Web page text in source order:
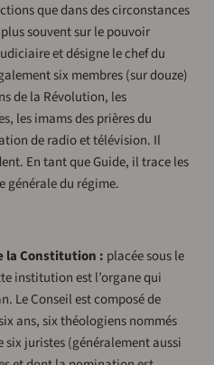
que dans des circonstances
souvent sur le pouvoir
et désigne le chef du
six membres (sur douze)
de la Révolution, les
les imams des prières du
de radio et télévision. Il
En tant que Guide, il trace les
générale du régime.
la Constitution : placée sous le
institution est l’organe qui
Le Conseil est composé de
ans, six théologiens nommés
six juristes (généralement aussi